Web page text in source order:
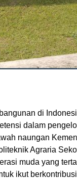
di
dalam
naungan
Agraria
muda yang
ikut